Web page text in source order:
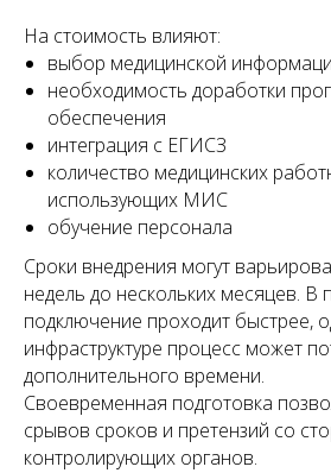
На стоимость влияют:
выбор медицинской
необходимость доработки
обеспечения
интеграция с ЕГИСЗ
количество медицинских
использующих МИС
обучение персонала
Сроки внедрения могут
недель до нескольких месяцев. В
подключение проходит быстрее,
инфраструктуре процесс может
дополнительного времени.
Своевременная подготовка
срывов сроков и претензий со
контролирующих органов.
Свяжитесь с нами по телефону или просто
оставьте заявку — мы перезвоним вам в
Запишитесь
на консультацию
+7 (495) 188-17-82